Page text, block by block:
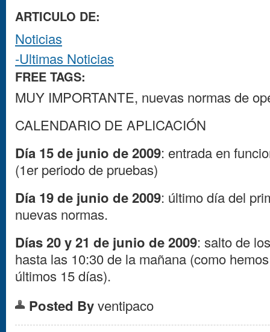
ARTICULO DE:
Noticias
-Ultimas Noticias
FREE TAGS:
MUY IMPORTANTE, nuevas normas de
CALENDARIO DE APLICACIÓN
Día 15 de junio de 2009: entrada en
(1er periodo de pruebas)
Día 19 de junio de 2009: último día del
nuevas normas.
Días 20 y 21 de junio de 2009: salto de
hasta las 10:30 de la mañana (como
últimos 15 días).
Posted Byventipaco